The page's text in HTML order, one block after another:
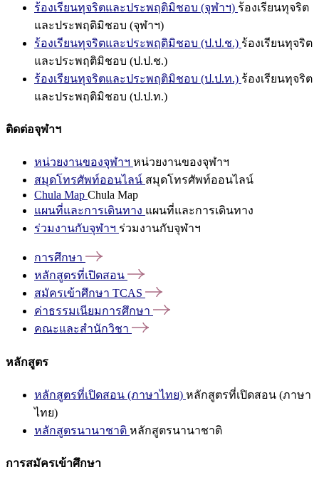
ร้องเรียนทุจริตและประพฤติมิชอบ (จุฬาฯ) ร้องเรียนทุจริต
และประพฤติมิชอบ (จุฬาฯ)
ร้องเรียนทุจริตและประพฤติมิชอบ (ป.ป.ช.) ร้องเรียนทุจริต
และประพฤติมิชอบ (ป.ป.ช.)
ร้องเรียนทุจริตและประพฤติมิชอบ (ป.ป.ท.) ร้องเรียนทุจริต
และประพฤติมิชอบ (ป.ป.ท.)
ติดต่อจุฬาฯ
หน่วยงานของจุฬาฯ หน่วยงานของจุฬาฯ
สมุดโทรศัพท์ออนไลน์ สมุดโทรศัพท์ออนไลน์
Chula Map Chula Map
แผนที่และการเดินทาง แผนที่และการเดินทาง
ร่วมงานกับจุฬาฯ ร่วมงานกับจุฬาฯ
การศึกษา
หลักสูตรที่เปิดสอน
สมัครเข้าศึกษา TCAS
ค่าธรรมเนียมการศึกษา
คณะและสำนักวิชา
หลักสูตร
หลักสูตรที่เปิดสอน (ภาษาไทย) หลักสูตรที่เปิดสอน (ภาษา
ไทย)
หลักสูตรนานาชาติ หลักสูตรนานาชาติ
การสมัครเข้าศึกษา